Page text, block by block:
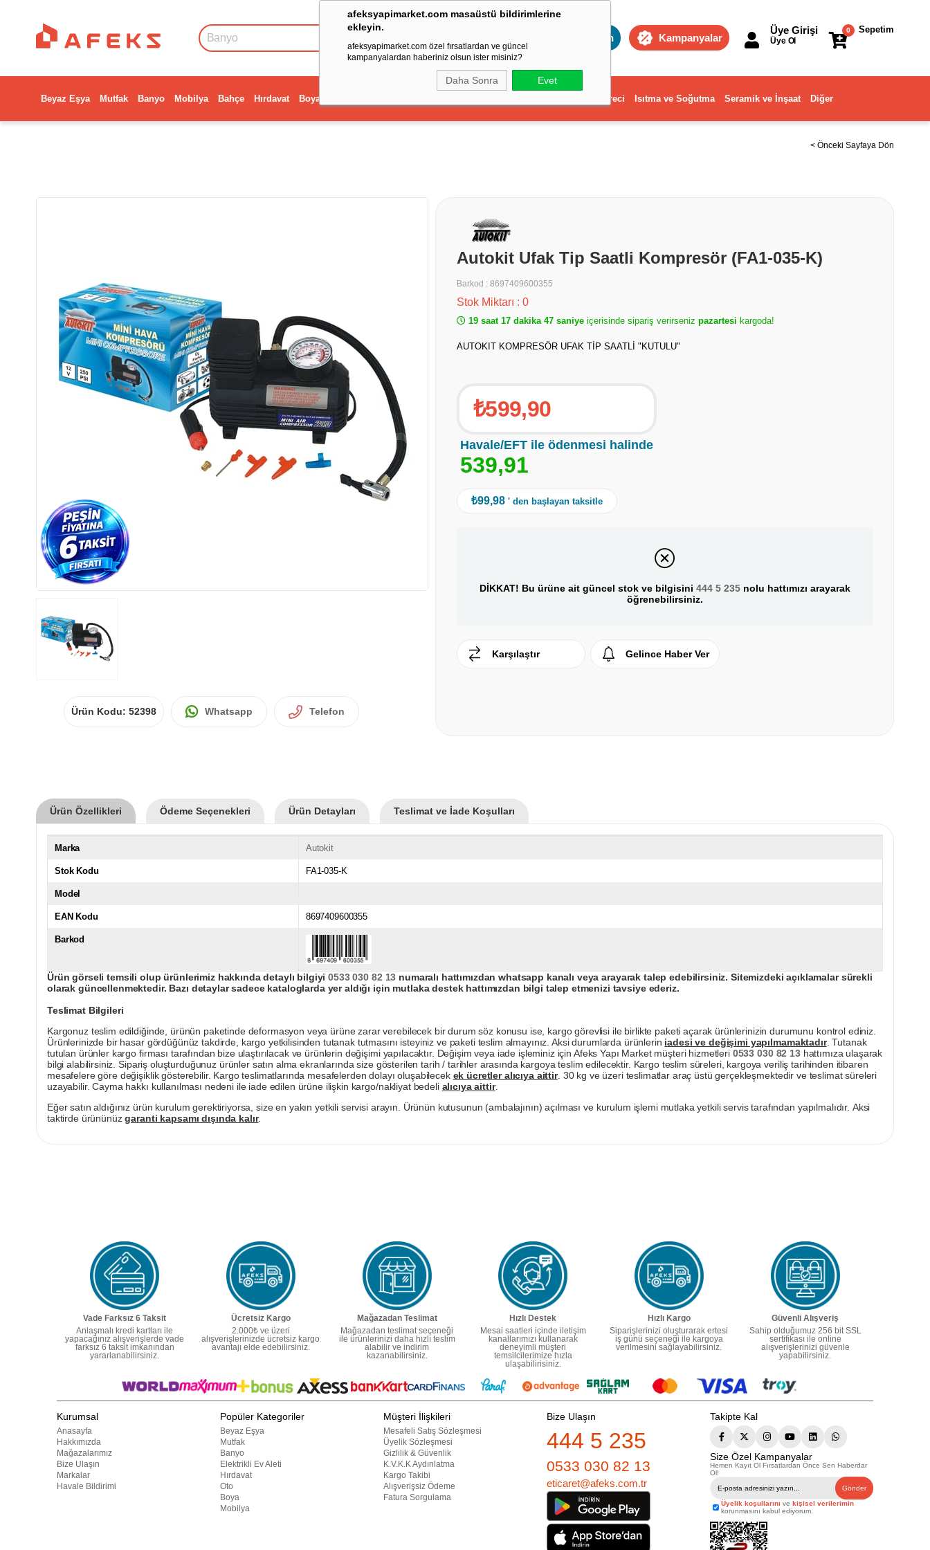
afeksyapimarket.com masaüstü bildirimlerine
ekleyin.
afeksyapimarket.com özel fırsatlardan ve güncel
kampanyalardan haberiniz olsun ister misiniz?
Daha Sonra Evet
Toptan Kampanyalar
Sepetim
0
Üye Girişi
Üye Ol
Beyaz Eşya Mutfak Banyo Mobilya Bahçe Hırdavat Boya Dekorasyon ve Ev Gereci Isıtma ve Soğutma Seramik ve İnşaat Diğer
< Önceki Sayfaya Dön
Ürün Kodu: 52398 Whatsapp Telefon
Autokit Ufak Tip Saatli Kompresör (FA1-035-K)
Barkod : 8697409600355
Stok Miktarı : 0
19 saat 17 dakika 47 saniye içerisinde sipariş verirseniz pazartesi kargoda!
AUTOKIT KOMPRESÖR UFAK TİP SAATLİ "KUTULU"
₺599,90
Havale/EFT ile ödenmesi halinde
539,91
₺99,98 ' den başlayan taksitle
DİKKAT! Bu ürüne ait güncel stok ve bilgisini 444 5 235nolu hattımızı arayarak
öğrenebilirsiniz.
Karşılaştır Gelince Haber Ver
Ürün Özellikleri Ödeme Seçenekleri Ürün Detayları Teslimat ve İade Koşulları
Marka Autokit
Stok Kodu FA1-035-K
Model
EAN Kodu 8697409600355
Barkod
Ürün görseli temsili olup ürünlerimiz hakkında detaylı bilgiyi0533 030 82 13 numaralı hattımızdan whatsapp kanalı veya arayarak talep edebilirsiniz. Sitemizdeki açıklamalar sürekli
olarak güncellenmektedir. Bazı detaylar sadece kataloglarda yer aldığı için mutlaka destek hattımızdan bilgi talep etmenizi tavsiye ederiz.
Teslimat Bilgileri
Kargonuz teslim edildiğinde, ürünün paketinde deformasyon veya ürüne zarar verebilecek bir durum söz konusu ise, kargo görevlisi ile birlikte paketi açarak ürünlerinizin durumunu kontrol ediniz.
Ürünlerinizde bir hasar gördüğünüz takdirde, kargo yetkilisinden tutanak tutmasını isteyiniz ve paketi teslim almayınız. Aksi durumlarda ürünlerin iadesi ve değişimi yapılmamaktadır. Tutanak
tutulan ürünler kargo firması tarafından bize ulaştırılacak ve ürünlerin değişimi yapılacaktır. Değişim veya iade işleminiz için Afeks Yapı Market müşteri hizmetleri 0533 030 82 13hattımıza ulaşarak
bilgi alabilirsiniz. Sipariş oluşturduğunuz ürünler satın alma ekranlarında size gösterilen tarih / tarihler arasında kargoya teslim edilecektir. Kargo teslim süreleri, kargoya veriliş tarihinden itibaren
mesafelere göre değişiklik gösterebilir. Kargo teslimatlarında mesafelerden dolayı oluşabilecek ek ücretler alıcıya aittir. 30 kg ve üzeri teslimatlar araç üstü gerçekleşmektedir ve teslimat süreleri
uzayabilir. Cayma hakkı kullanılması nedeni ile iade edilen ürüne ilişkin kargo/nakliyat bedeli alıcıya aittir.
Eğer satın aldığınız ürün kurulum gerektiriyorsa, size en yakın yetkili servisi arayın. Ürünün kutusunun (ambalajının) açılması ve kurulum işlemi mutlaka yetkili servis tarafından yapılmalıdır. Aksi
taktirde ürününüzgaranti kapsamı dışında kalır.
Vade Farksız 6 Taksit
Anlaşmalı kredi kartları ile
yapacağınız alışverişlerde vade
farksız 6 taksit imkanından
yararlanabilirsiniz.
Ücretsiz Kargo
2.000₺ ve üzeri
alışverişlerinizde ücretsiz kargo
avantajı elde edebilirsiniz.
Mağazadan Teslimat
Mağazadan teslimat seçeneği
ile ürünlerinizi daha hızlı teslim
alabilir ve indirim
kazanabilirsiniz.
Hızlı Destek
Mesai saatleri içinde iletişim
kanallarımızı kullanarak
deneyimli müşteri
temsilcilerimize hızla
ulaşabilirisiniz.
Hızlı Kargo
Siparişlerinizi oluşturarak ertesi
iş günü seçeneği ile kargoya
verilmesini sağlayabilirsiniz.
Güvenli Alışveriş
Sahip olduğumuz 256 bit SSL
sertifikası ile online
alışverişlerinizi güvenle
yapabilirsiniz.
Kurumsal
Anasayfa
Hakkımızda
Mağazalarımız
Bize Ulaşın
Markalar
Havale Bildirimi
Popüler Kategoriler
Beyaz Eşya
Mutfak
Banyo
Elektrikli Ev Aleti
Hırdavat
Oto
Boya
Mobilya
Müşteri İlişkileri
Mesafeli Satış Sözleşmesi
Üyelik Sözleşmesi
Gizlilik & Güvenlik
K.V.K.K Aydınlatma
Kargo Takibi
Alışverişsiz Ödeme
Fatura Sorgulama
Bize Ulaşın
444 5 235
0533 030 82 13
eticaret@afeks.com.tr
Takipte Kal
Size Özel Kampanyalar
Hemen Kayıt Ol Fırsatlardan Önce Sen Haberdar
Ol!
Gönder
Üyelik koşullarını ve kişisel verilerimin
korunmasını kabul ediyorum.